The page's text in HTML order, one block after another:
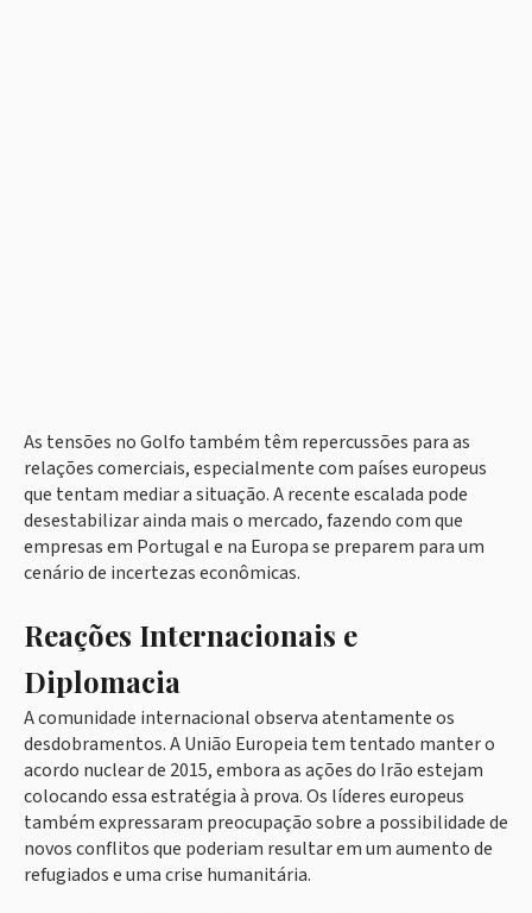
As tensões no Golfo também têm repercussões para as
relações comerciais, especialmente com países europeus
que tentam mediar a situação. A recente escalada pode
desestabilizar ainda mais o mercado, fazendo com que
empresas em Portugal e na Europa se preparem para um
cenário de incertezas econômicas.
Reações Internacionais e
Diplomacia
A comunidade internacional observa atentamente os
desdobramentos. A União Europeia tem tentado manter o
acordo nuclear de 2015, embora as ações do Irão estejam
colocando essa estratégia à prova. Os líderes europeus
também expressaram preocupação sobre a possibilidade de
novos conflitos que poderiam resultar em um aumento de
refugiados e uma crise humanitária.